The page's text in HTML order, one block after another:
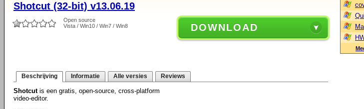
Shotcut (32-bit) v13.06.19
Open source
Vista / Win10 / Win7 / Win8
DOWNLOAD
Beschrijving Informatie Alle versies Reviews
Shotcutis een gratis, open-source, cross-platform
video-editor.